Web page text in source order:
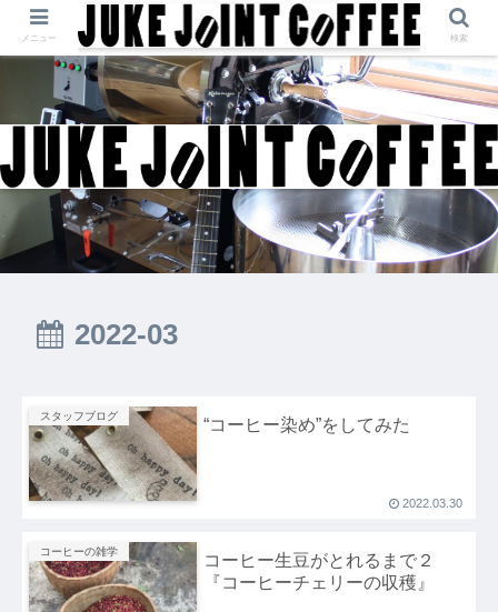
2022-03
スタッフブログ “コーヒー染め”をしてみた
2022.03.30
コーヒーの雑学
コーヒー生豆がとれるまで２
『コーヒーチェリーの収穫』
メニュー 検索